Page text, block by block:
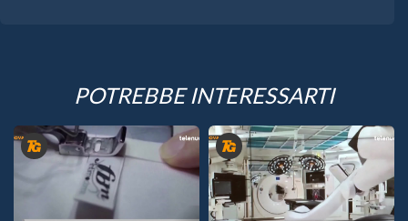
POTREBBE INTERESSARTI